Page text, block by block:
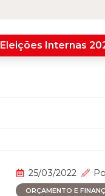
Eleições Internas
25/03/2022
ORÇAMENTO E